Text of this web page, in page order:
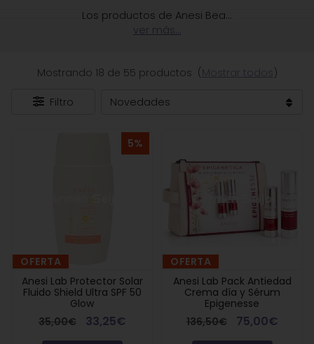
Los productos de Anesi Bea...
ver más...
Mostrando 18 de 55 productos (Mostrar todos )
Filtro
5%
OFERTA
Anesi Lab Protector Solar
Fluido Shield Ultra SPF 50
Glow
35,00€
33,25€
OFERTA
Anesi Lab Pack Antiedad
Crema día y Sérum
Epigenesse
136,50€
75,00€